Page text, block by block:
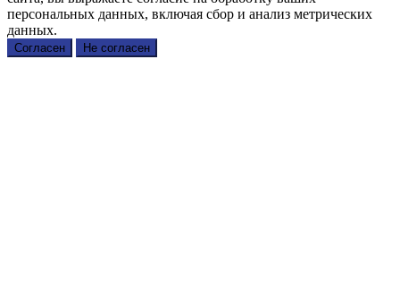
персональных данных, включая сбор и анализ метрических
данных.
Согласен Не согласен